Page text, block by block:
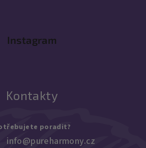
Instagram
Kontakty
poradit?
info@pureharmony.cz